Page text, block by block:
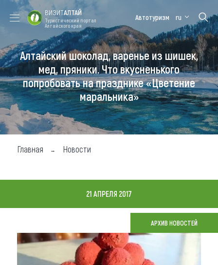
Форум VISIT
ALTAI
Цветение
маральника
Медицинский
форум
Алтайская
зимовка
Туры
Где побывать
Чем заняться
Где остановиться
Что привезти (сувениры)
О регионе
ВИЗИТАЛТАЙ
Туристический портал
Алтайского края
Автотуризм ru
Алтайский шоколад, варенье из шишек,
мед, пряники. Что вкусненького
попробовать на празднике «Цветение
маральника»
Главная Новости
21 АПРЕЛЯ 2017
АРХИВ НОВОСТЕЙ